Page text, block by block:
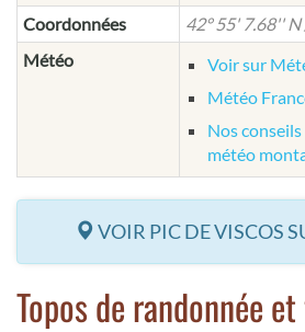
Coordonnées
42° 55' 7.68''
Météo
Voir sur
Météo
Nos
météo
VOIR PIC DE VISCOS
Topos de randonnée